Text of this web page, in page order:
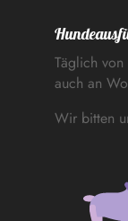
Täglich
auch an
Wir bitten